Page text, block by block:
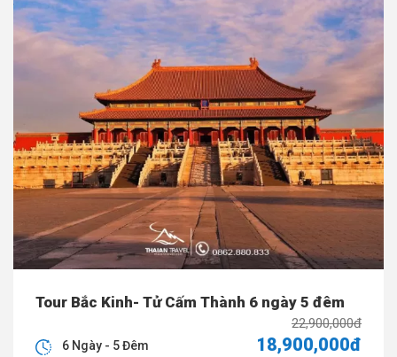
Tour Bắc Kinh- Tử Cấm Thành 6 ngày 5 đêm
22,900,000đ
18,900,000đ
6 Ngày - 5 Đêm